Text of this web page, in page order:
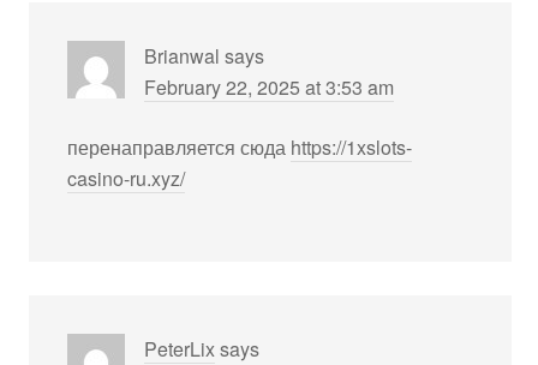
Brianwal says
February 22, 2025 at 3:53 am
перенаправляется сюда https://1xslots-
casino-ru.xyz/
PeterLixsays